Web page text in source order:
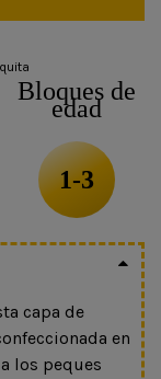
Bloques de
edad
1-3
capa de
en
los peques